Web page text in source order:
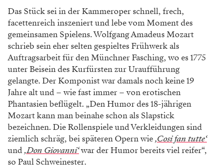
Das Stück sei in der Kammeroper schnell, frech,
facettenreich inszeniert und lebe vom Moment des
gemeinsamen Spielens. Wolfgang Amadeus Mozart
schrieb sein eher selten gespieltes Frühwerk als
Auftragsarbeit für den Münchner Fasching, wo es 1775
unter Beisein des Kurfürsten zur Uraufführung
gelangte. Der Komponist war damals noch keine 19
Jahre alt und – wie fast immer – von erotischen
Phantasien beflügelt. „Den Humor des 18-jährigen
Mozart kann man beinahe schon als Slapstick
bezeichnen. Die Rollenspiele und Verkleidungen sind
ziemlich schräg, bei späteren Opern wie‚Cosi fan tutte‘
und‚Don Giovanni‘war der Humor bereits viel reifer“,
so Paul Schweinester.